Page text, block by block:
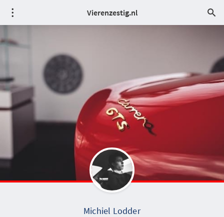
Vierenzestig.nl
Michiel Lodder